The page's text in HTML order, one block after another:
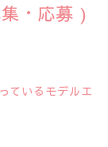
・応募 )
ているモデルエ